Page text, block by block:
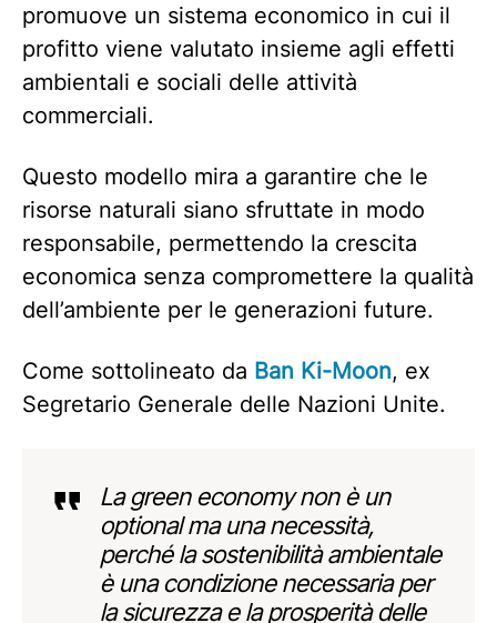
promuove un sistema economico in cui il
profitto viene valutato insieme agli effetti
ambientali e sociali delle attività
commerciali.
Questo modello mira a garantire che le
risorse naturali siano sfruttate in modo
responsabile, permettendo la crescita
economica senza compromettere la qualità
dell’ambiente per le generazioni future.
Come sottolineato da Ban Ki-Moon, ex
Segretario Generale delle Nazioni Unite.
La green economy non è un
optional ma una necessità,
perché la sostenibilità ambientale
è una condizione necessaria per
la sicurezza e la prosperità delle